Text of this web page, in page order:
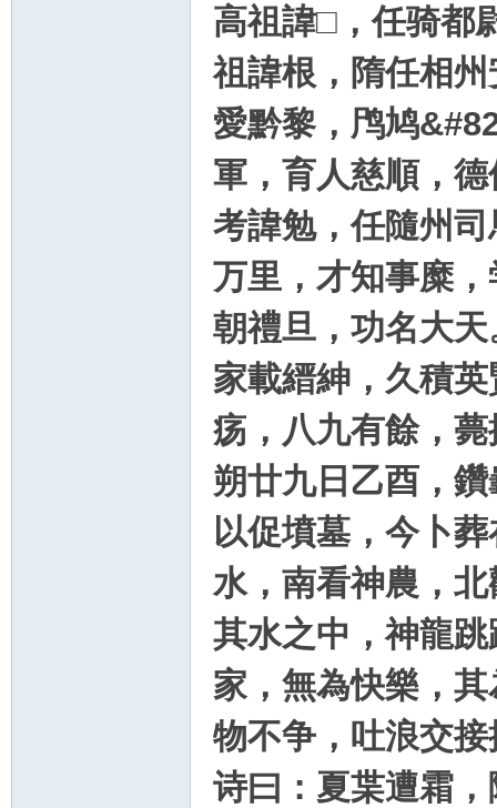
高祖諱□，任骑都
祖諱根，隋任相
愛黔黎，鸤鸠
軍，育人慈順，
考諱勉，任隨州
万里，才知事糜
朝禮旦，功名大
家載縉紳，久積
疡，八九有餘，
朔廿九日乙酉，
以促墳墓，今卜
水，南看神農，
其水之中，神龍
家，無為快樂，
物不争，吐浪交
诗曰：夏枼遭霜